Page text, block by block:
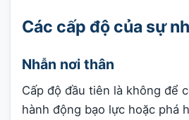
Các cấp độ của sự
Nhẫn nơi thân
Cấp độ đầu tiên là không để
hành động bạo lực hoặc phá